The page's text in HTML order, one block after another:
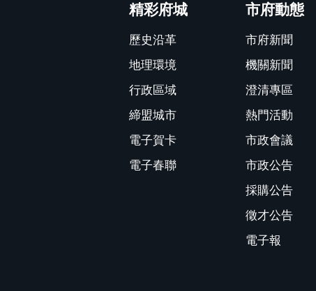
精彩府城
歷史沿革
地理環境
行政區域
締盟城市
電子賀卡
電子春聯
市府動態
市府新聞
機關新聞
澄清專區
熱門活動
市政會議
市政公告
採購公告
徵才公告
電子報